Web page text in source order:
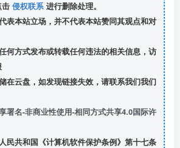
击 侵权联系进行删除处理。
表本站立场，并不代表本站赞同其观点和对
何方式发布或转载任何违法的相关信息，访
在云盘，如发现链接失效，请联系我们我们
署名-非商业性使用-相同方式共享4.0国际许
民共和国《计算机软件保护条例》第十七条